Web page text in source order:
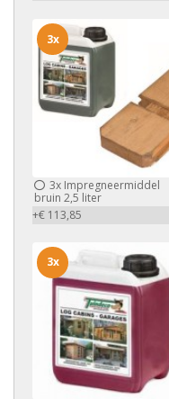
3x Impregneermiddel
bruin 2,5 liter
+€ 113,85
3x
3x